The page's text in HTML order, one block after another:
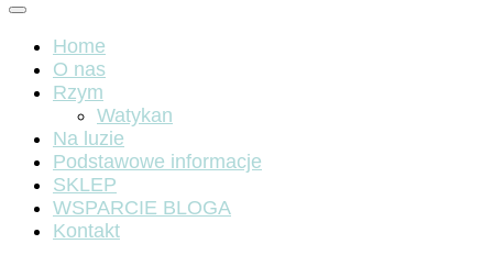
Home
O nas
Rzym
Watykan
Na luzie
Podstawowe informacje
SKLEP
WSPARCIE BLOGA
Kontakt